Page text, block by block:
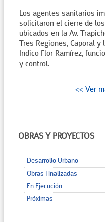
Los agentes sanitarios
solicitaron el cierre de
ubicados en la Av.
Tres Regiones, Caporal y
Indico Flor Ramírez,
y control.
<< Ver
OBRAS Y PROYECTOS
Desarrollo Urbano
Obras Finalizadas
En Ejecución
Próximas